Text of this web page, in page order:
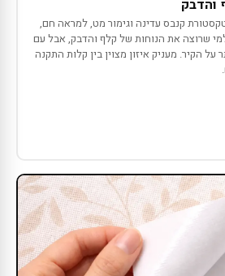
והדבק
קנבס עדינה וגימור מט, למראה חם,
למי שרוצה את הנוחות של קלף והדבק, אבל עם
הקיר. מעניק איזון מצוין בין קלות התקנה